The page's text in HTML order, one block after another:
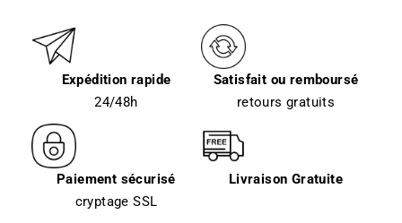
client
Expédition rapide
24/48h
Satisfait ou remboursé
retours gratuits
Paiement sécurisé
cryptage SSL
Livraison Gratuite